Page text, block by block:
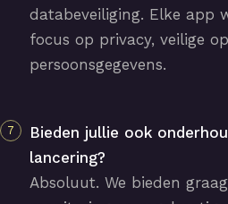
databeveiliging. Elke app
focus op privacy, veilige
persoonsgegevens.
Bieden jullie ook
lancering?
Absoluut. We bieden